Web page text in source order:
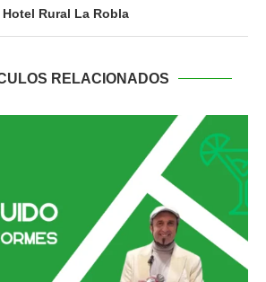
Hotel Rural La Robla
RELACIONADOS